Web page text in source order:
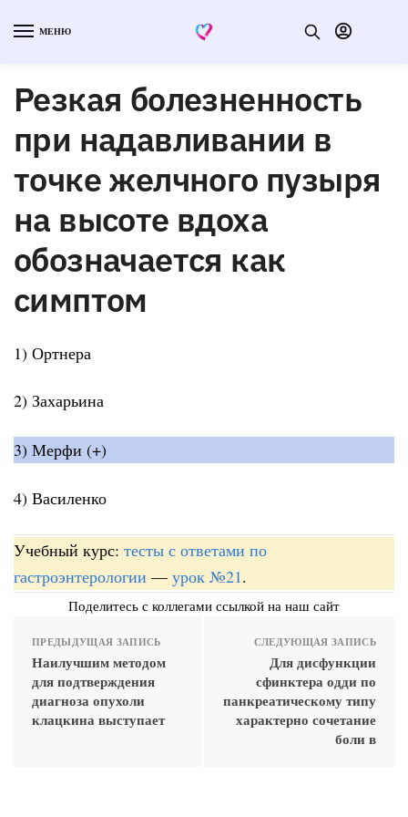
МЕНЮ
Резкая болезненность
при надавливании в
точке желчного пузыря
на высоте вдоха
обозначается как
симптом
1) Ортнера
2) Захарьина
3) Мерфи (+)
4) Василенко
Учебный курс: тесты с ответами по
гастроэнтерологии — урок №21.
Поделитесь с коллегами ссылкой на наш сайт
ПРЕДЫДУЩАЯ ЗАПИСЬ
Наилучшим методом
для подтверждения
диагноза опухоли
клацкина выступает
СЛЕДУЮЩАЯ ЗАПИСЬ
Для дисфункции
сфинктера одди по
панкреатическому типу
характерно сочетание
боли в